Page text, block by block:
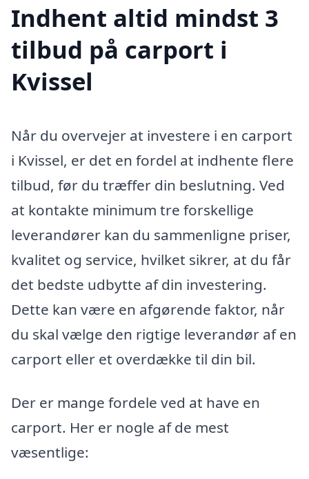
Indhent altid mindst 3
tilbud på carport i
Kvissel
Når du overvejer at investere i en carport
i Kvissel, er det en fordel at indhente flere
tilbud, før du træffer din beslutning. Ved
at kontakte minimum tre forskellige
leverandører kan du sammenligne priser,
kvalitet og service, hvilket sikrer, at du får
det bedste udbytte af din investering.
Dette kan være en afgørende faktor, når
du skal vælge den rigtige leverandør af en
carport eller et overdække til din bil.
Der er mange fordele ved at have en
carport. Her er nogle af de mest
væsentlige: